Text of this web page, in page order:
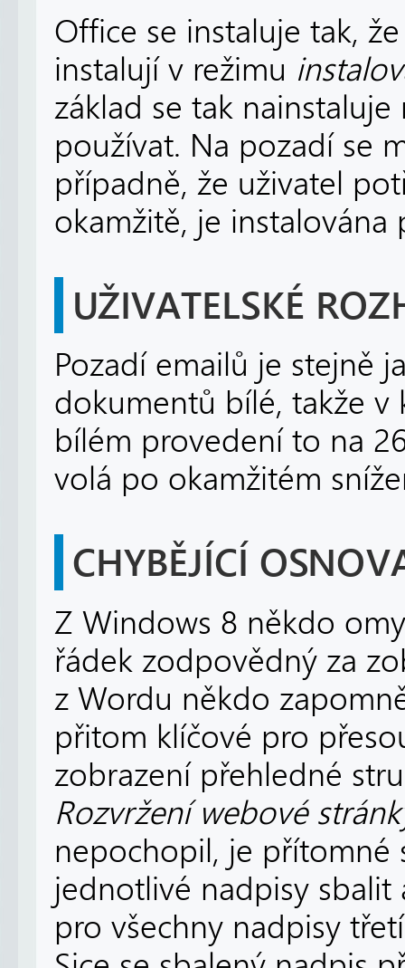
Office se instaluje tak,
instalují v režimu
základ se tak
používat. Na pozadí se
případně, že uživatel
okamžitě, je instalována
UŽIVATELSKÉ
Pozadí emailů je stejně
dokumentů bílé, takže v
bílém provedení to na
volá po okamžitém
CHYBĚJÍCÍ
Z Windows 8 někdo
řádek zodpovědný za
z Wordu někdo
přitom klíčové pro
zobrazení přehledné
Rozvržení webové
nepochopil, je přítomné
jednotlivé nadpisy sbalit
pro všechny nadpisy